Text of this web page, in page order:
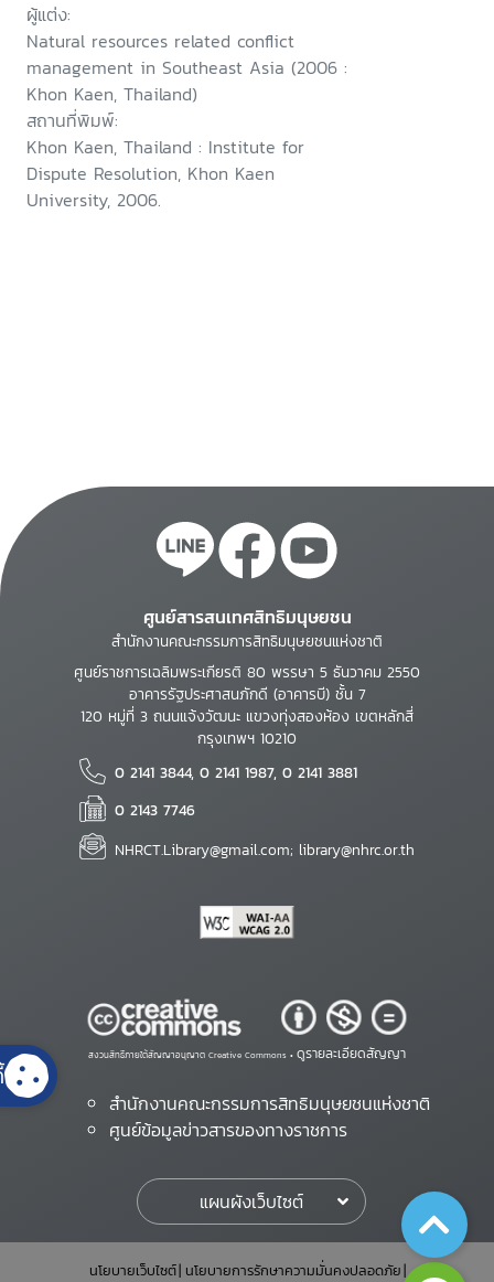
ผู้แต่ง:
Natural resources related conflict
management in Southeast Asia (2006 :
Khon Kaen, Thailand)
สถานที่พิมพ์:
Khon Kaen, Thailand : Institute for
Dispute Resolution, Khon Kaen
University, 2006.
ศูนย์สารสนเทศสิทธิมนุษยชน
สำนักงานคณะกรรมการสิทธิมนุษยชนแห่งชาติ
ศูนย์ราชการเฉลิมพระเกียรติ 80 พรรษา 5 ธันวาคม 2550
อาคารรัฐประศาสนภักดี (อาคารบี) ชั้น 7
120 หมู่ที่ 3 ถนนแจ้งวัฒนะ แขวงทุ่งสองห้อง เขตหลักสี่
กรุงเทพฯ 10210
0 2141 3844, 0 2141 1987, 0 2141 3881
0 2143 7746
NHRCT.Library@gmail.com; library@nhrc.or.th
สงวนสิทธิ์ภายใต้สัญญาอนุญาต Creative Commons • ดูรายละเอียดสัญญา
สำนักงานคณะกรรมการสิทธิมนุษยชนแห่งชาติ
ศูนย์ข้อมูลข่าวสารของทางราชการ
แผนผังเว็บไซต์
นโยบายเว็บไซต์ นโยบายการรักษาความมั่นคงปลอดภัย